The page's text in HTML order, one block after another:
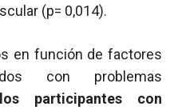
(p= 0,014).
en función de factores
con problemas
participantes con